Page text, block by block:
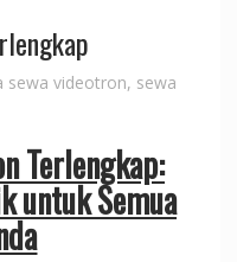
sewa videotron, sewa
Terlengkap:
untuk Semua